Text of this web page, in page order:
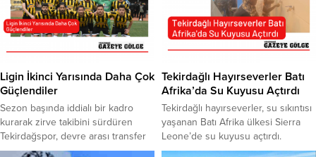
Ligin İkinci Yarısında Daha Çok
Güçlendiler
Sezon başında iddialı bir kadro
kurarak zirve takibini sürdüren
Tekirdağspor, devre arası transfer
döneminde yaptığı transferler ile
Tekirdağlı Hayırseverler Batı
Afrika’da Su Kuyusu Açtırdı
Tekirdağlı hayırseverler, su sıkıntısı
yaşanan Batı Afrika ülkesi Sierra
Leone’de su kuyusu açtırdı.
Tekirdağ Zeliha Yarapsanlı Kur’an